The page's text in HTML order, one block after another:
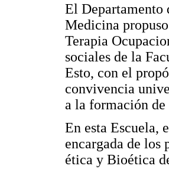
El Departamento
Medicina
Terapia
sociales de la
Esto, con el
convivencia
a la formación de
En esta Escuela,
encargada de los
ética y Bioética